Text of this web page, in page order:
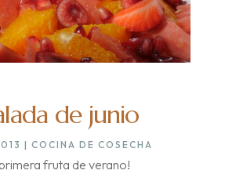
de junio
|COCINA DE COSECHA
fruta de verano!